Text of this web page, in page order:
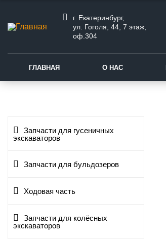
г. Екатеринбург,
ул. Гоголя, 44, 7 этаж,
оф.304
ГЛАВНАЯ О НАС
Запчасти для гусеничных
экскаваторов
Запчасти для бульдозеров
Ходовая часть
Запчасти для колёсных
экскаваторов